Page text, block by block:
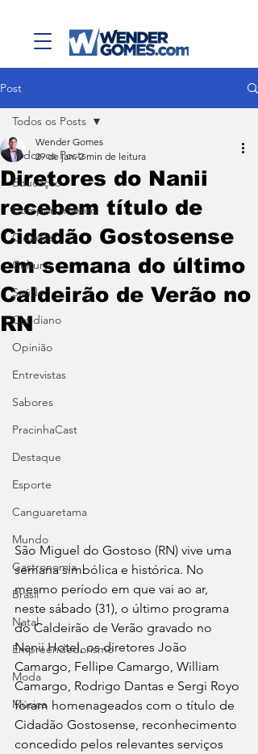
Post
Todos os Posts
Educação
Comportamento
Cidades
Cultura
Saúde
Cotidiano
Opinião
Entrevistas
Sabores
PracinhaCast
Destaque
Esporte
Canguaretama
Mundo
Gastronomia
Brasil
Natal
Empreendedorismo
Moda
Música
Todos os Posts
Diretores do Nanii
recebem título de
Cidadão Gostosense
em semana do último
Caldeirão de Verão no
RN
Wender Gomes
29 de jan. 2 min de leitura
São Miguel do Gostoso (RN) vive uma
semana simbólica e histórica. No
mesmo período em que vai ao ar,
neste sábado (31), o último programa
do Caldeirão de Verão gravado no
Nanii Hotel, os diretores João
Camargo, Fellipe Camargo, William
Camargo, Rodrigo Dantas e Sergi Royo
foram homenageados com o título de
Cidadão Gostosense, reconhecimento
concedido pelos relevantes serviços